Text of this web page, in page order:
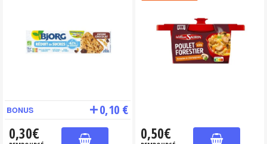
BONUS 0,10 €
0,30€ 0,50€